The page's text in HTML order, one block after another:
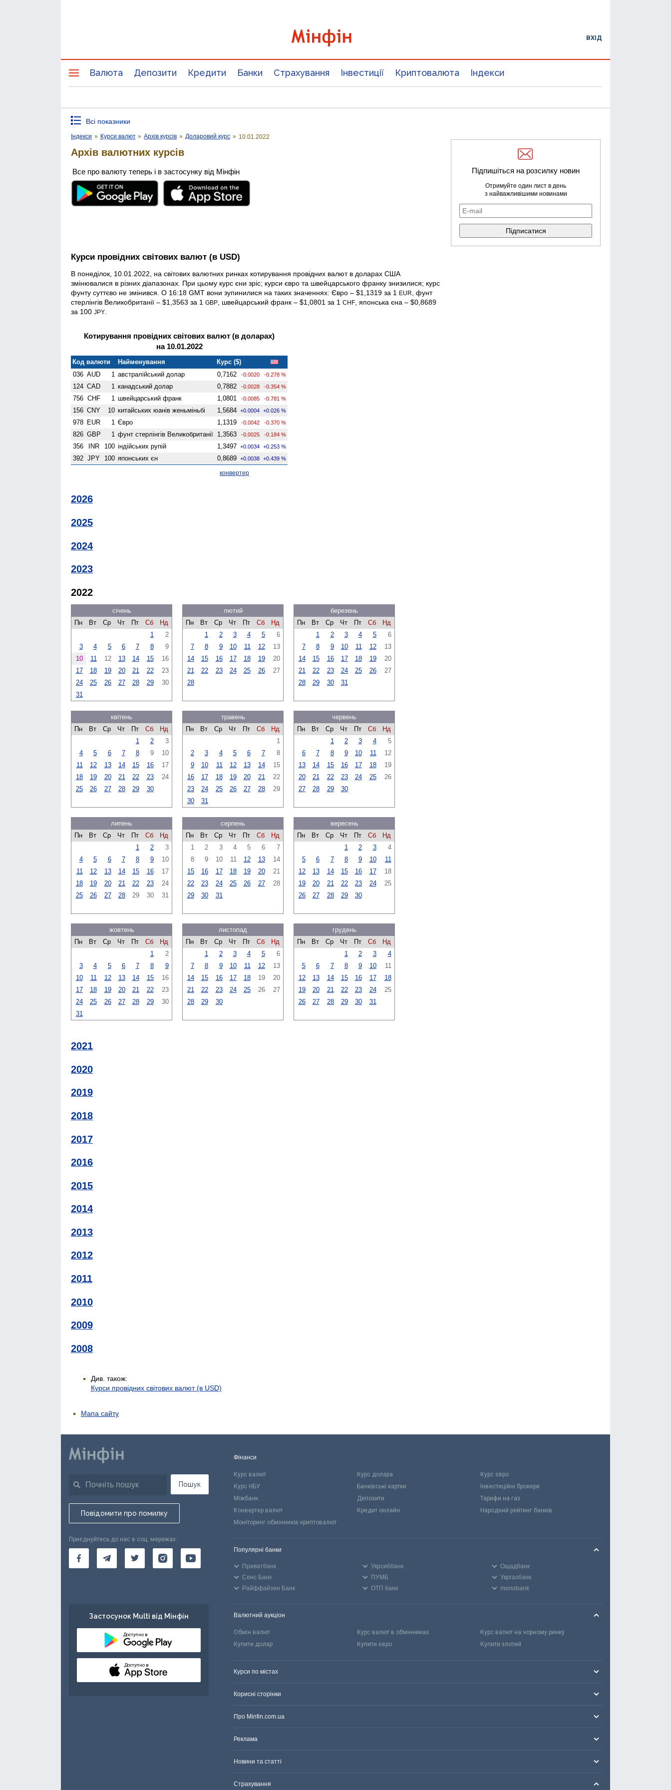
ВХІД
Валюта Депозити Кредити Банки Страхування Інвестиції Криптовалюта Індекси
Всі показники
Індекси » Курси валют » Архів курсів » Доларовий курс » 10.01.2022
Архів валютних курсів
Все про валюту теперь і в застосунку від Мінфін
Курси провідних світових валют (в USD)
В понеділок, 10.01.2022, на світових валютних ринках котирування провідних валют в доларах США
змінювалися в різних діапазонах. При цьому курс єни зріс; курси євро та швейцарського франку знизилися; курс
фунту суттєво не змінився. О 16:18 GMT вони зупинилися на таких значеннях: Євро – $1,1319 за 1 EUR
, фунт
стерлінгів Велико­британії – $1,3563 за 1 GBP , швейцарський франк – $1,0801 за 1 CHF , японська єна – $0,8689
за 100 JPY
Котирування провідних світових валют (в доларах)
на 10.01.2022
Код валюти Найменування
Курс ($)
036 AUD 1 австралійський долар 0,7162 -0.0020 -0.278 %
124 CAD 1 канадський долар 0,7882 -0.0028 -0.354 %
756 CHF 1 швейцарський франк 1,0801 -0.0085 -0.781 %
156 CNY 10 китайських юанів женьмiньбi 1,5684 +0.0004 +0.026 %
978 EUR 1 Євро 1,1319 -0.0042 -0.370 %
826 GBP 1 фунт стерлінгів Велико­британії 1,3563 -0.0025 -0.184 %
356 INR 100 індійських рупій 1,3497 +0.0034 +0.253 %
392 JPY 100 японських єн 0,8689 +0.0038 +0.439 %
конвертер
2026
2025
2024
2023
2022
січень
Пн
Вт Ср Чт Пт Сб
Нд
1
2
3
4 5 6 7 8
9
10
11 12 13 14 15
16
17
18 19 20 21 22
23
24
25 26 27 28 29
30
31
лютий
Пн
Вт Ср Чт Пт Сб
Нд
1
2 3 4 5
6
7
8 9 10 11 12
13
14
15 16 17 18 19
20
21
22 23 24 25 26
27
28
березень
Пн
Вт Ср Чт Пт Сб
Нд
1
2 3 4 5
6
7
8 9 10 11 12
13
14
15 16 17 18 19
20
21
22 23 24 25 26
27
28
29 30 31
квітень
Пн
Вт Ср Чт Пт Сб
Нд
1
2
3
4
5 6 7 8 9
10
11
12 13 14 15 16
17
18
19 20 21 22 23
24
25
26 27 28 29 30
травень
Пн
Вт Ср Чт Пт Сб
Нд
1
2
3 4 5 6 7
8
9
10 11 12 13 14
15
16
17 18 19 20 21
22
23
24 25 26 27 28
29
30
31
червень
Пн
Вт Ср Чт Пт Сб
Нд
1
2 3 4
5
6
7 8 9 10 11
12
13
14 15 16 17 18
19
20
21 22 23 24 25
26
27
28 29 30
липень
Пн
Вт Ср Чт Пт Сб
Нд
1
2
3
4
5 6 7 8 9
10
11
12 13 14 15 16
17
18
19 20 21 22 23
24
25
26 27 28 29 30 31
серпень
Пн
Вт Ср Чт Пт Сб
Нд
1
2 3 4 5 6
7
8
9 10 11 12 13
14
15
16 17 18 19 20
21
22
23 24 25 26 27
28
29
30 31
вересень
Пн
Вт Ср Чт Пт Сб
Нд
1
2 3
4
5
6 7 8 9 10
11
12
13 14 15 16 17
18
19
20 21 22 23 24
25
26
27 28 29 30
жовтень
Пн
Вт Ср Чт Пт Сб
Нд
1
2
3
4 5 6 7 8
9
10
11 12 13 14 15
16
17
18 19 20 21 22
23
24
25 26 27 28 29
30
31
листопад
Пн
Вт Ср Чт Пт Сб
Нд
1
2 3 4 5
6
7
8 9 10 11 12
13
14
15 16 17 18 19
20
21
22 23 24 25 26
27
28
29 30
грудень
Пн
Вт Ср Чт Пт Сб
Нд
1
2 3
4
5
6 7 8 9 10
11
12
13 14 15 16 17
18
19
20 21 22 23 24
25
26
27 28 29 30 31
2021
2020
2019
2018
2017
2016
2015
2014
2013
2012
2011
2010
2009
2008
Див. також:
Курси провідних світових валют (в USD)
Підпишіться на розсилку новин
Отримуйте один лист в день
з найважливішими новинами
Мапа сайту
Пошук
Повідомити про помилку
Приєднуйтесь до нас в соц. мережах:
Застосунок Multi від Мінфін
Доступно в
Доступно в
Фінанси
Курс валют Курс долара
Курс євро
Курс НБУ
Банківські картки
Інвестиційні брокери
Міжбанк
Депозити
Тарифи на газ
Конвертер валют
Кредит онлайн
Народний рейтинг банків
Моніторинг обмінників криптовалют
Популярні банки
Приватбанк Укрсиббанк
Ощадбанк
Сенс Банк
ПУМБ
Укргазбанк
Райффайзен Банк
ОТП банк monobank
Валютний аукціон
Обмін валют Курс валют в обмінниках
Курс валют на чорному ринку
Купити долар
Купити євро Купити злотий
Курси по містах
Корисні сторінки
Про Minfin.com.ua
Реклама
Новини та статті
Страхування